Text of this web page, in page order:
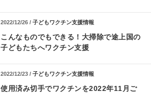
2022/12/26 /子どもワクチン支援情報
こんなものでもできる！ 大掃除で途上国の
子どもたちへワクチン支援
2022/12/23 /子どもワクチン支援情報
使用済み切手でワクチンを2022年11月ご